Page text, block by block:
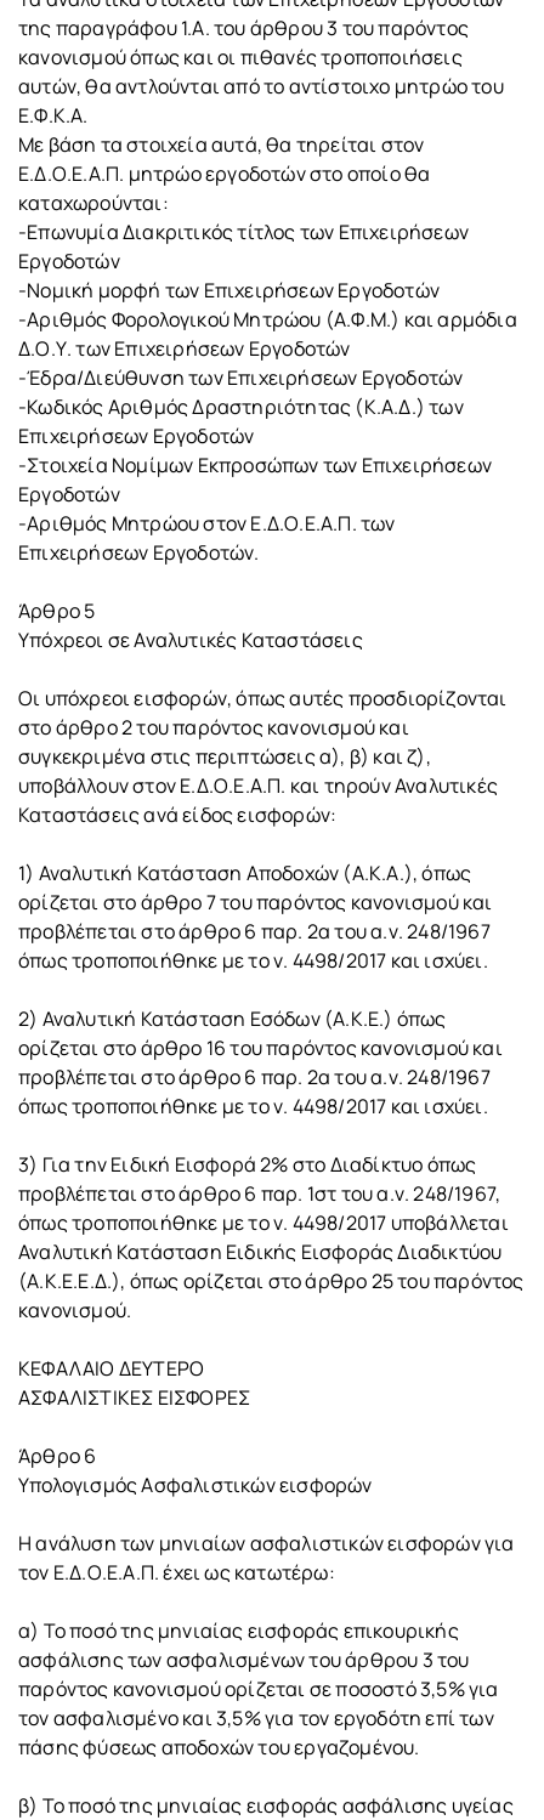
της παραγράφου 1.A. του άρθρου 3 του παρόντος
κανονισμού όπως και οι πιθανές τροποποιήσεις
αυτών, θα αντλούνται από το αντίστοιχο μητρώο του
Ε.Φ.Κ.Α.
Με βάση τα στοιχεία αυτά, θα τηρείται στον
Ε.Δ.Ο.Ε.Α.Π. μητρώο εργοδοτών στο οποίο θα
καταχωρούνται:
-Επωνυμία Διακριτικός τίτλος των Επιχειρήσεων
Εργοδοτών
-Νομική μορφή των Επιχειρήσεων Εργοδοτών
-Αριθμός Φορολογικού Μητρώου (Α.Φ.Μ.) και αρμόδια
Δ.Ο.Υ. των Επιχειρήσεων Εργοδοτών
-Έδρα/Διεύθυνση των Επιχειρήσεων Εργοδοτών
-Κωδικός Αριθμός Δραστηριότητας (Κ.Α.Δ.) των
Επιχειρήσεων Εργοδοτών
-Στοιχεία Νομίμων Εκπροσώπων των Επιχειρήσεων
Εργοδοτών
-Αριθμός Μητρώου στον Ε.Δ.Ο.Ε.Α.Π. των
Επιχειρήσεων Εργοδοτών.
Άρθρο 5
Υπόχρεοι σε Αναλυτικές Καταστάσεις
Οι υπόχρεοι εισφορών, όπως αυτές προσδιορίζονται
στο άρθρο 2 του παρόντος κανονισμού και
συγκεκριμένα στις περιπτώσεις α), β) και ζ),
υποβάλλουν στον Ε.Δ.Ο.Ε.Α.Π. και τηρούν Αναλυτικές
Καταστάσεις ανά είδος εισφορών:
1) Αναλυτική Κατάσταση Αποδοχών (Α.Κ.Α.), όπως
ορίζεται στο άρθρο 7 του παρόντος κανονισμού και
προβλέπεται στο άρθρο 6 παρ. 2α του α.ν. 248/1967
όπως τροποποιήθηκε με το ν. 4498/2017 και ισχύει.
2) Αναλυτική Κατάσταση Εσόδων (Α.Κ.Ε.) όπως
ορίζεται στο άρθρο 16 του παρόντος κανονισμού και
προβλέπεται στο άρθρο 6 παρ. 2α του α.ν. 248/1967
όπως τροποποιήθηκε με το ν. 4498/2017 και ισχύει.
3) Για την Ειδική Εισφορά 2% στο Διαδίκτυο όπως
προβλέπεται στο άρθρο 6 παρ. 1στ του α.ν. 248/1967,
όπως τροποποιήθηκε με το ν. 4498/2017 υποβάλλεται
Αναλυτική Κατάσταση Ειδικής Εισφοράς Διαδικτύου
(Α.Κ.Ε.Ε.Δ.), όπως ορίζεται στο άρθρο 25 του παρόντος
κανονισμού.
ΚΕΦΑΛΑΙΟ ΔΕΥΤΕΡΟ
ΑΣΦΑΛΙΣΤΙΚΕΣ ΕΙΣΦΟΡΕΣ
Άρθρο 6
Υπολογισμός Ασφαλιστικών εισφορών
Η ανάλυση των μηνιαίων ασφαλιστικών εισφορών για
τον Ε.Δ.Ο.Ε.Α.Π. έχει ως κατωτέρω:
α) Το ποσό της μηνιαίας εισφοράς επικουρικής
ασφάλισης των ασφαλισμένων του άρθρου 3 του
παρόντος κανονισμού ορίζεται σε ποσοστό 3,5% για
τον ασφαλισμένο και 3,5% για τον εργοδότη επί των
πάσης φύσεως αποδοχών του εργαζομένου.
β) Το ποσό της μηνιαίας εισφοράς ασφάλισης υγείας